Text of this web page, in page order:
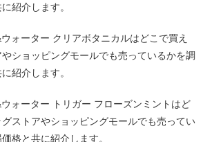
紹介します。
ォーター クリアボタニカルはどこで買え
ショッピングモールでも売っているかを調
紹介します。
ォーター トリガー フローズンミントはど
ストアやショッピングモールでも売ってい
格と共に紹介します。